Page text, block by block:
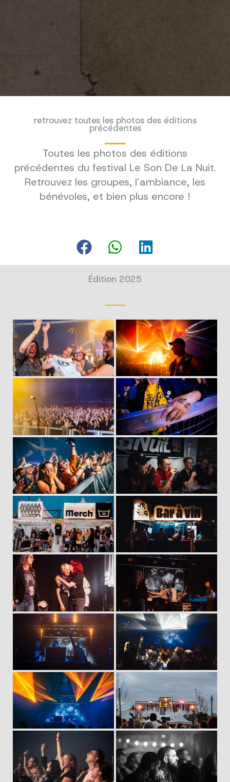
retrouvez toutes les photos des éditions
précédentes
Toutes les photos des éditions
précédentes du festival Le Son De La Nuit.
Retrouvez les groupes, l’ambiance, les
bénévoles, et bien plus encore !
Édition 2025